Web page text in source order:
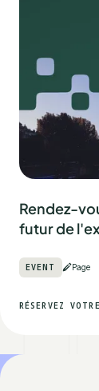
Rendez-
futur de
EVENT Page
RÉSERVEZ